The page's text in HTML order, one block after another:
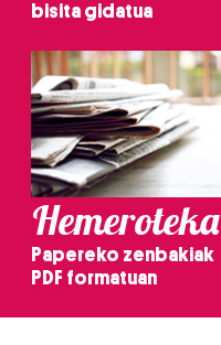
bisita gidatua
Hemeroteka
Papereko zenbakiak
PDF formatuan